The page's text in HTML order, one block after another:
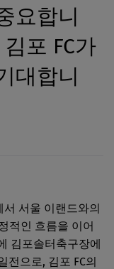
요합니
포 FC가
대합니
서 서울 이랜드와의
적인 흐름을 이어
김포솔터축구장에
전으로, 김포 FC의